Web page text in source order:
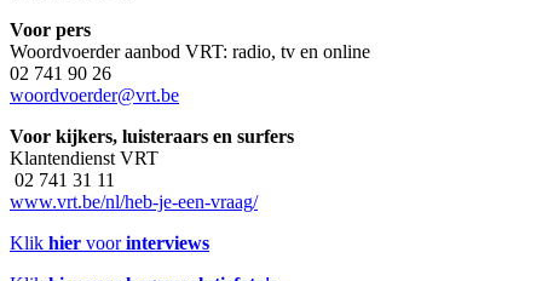
Voor pers
Woordvoerder aanbod VRT: radio, tv en online
02 741 90 26
woordvoerder@vrt.be
Voor kijkers, luisteraars en surfers
Klantendienst VRT
02 741 31 11
www.vrt.be/nl/heb-je-een-vraag/
Klik hier voorinterviews